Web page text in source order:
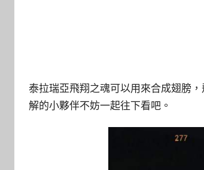
泰拉瑞亞飛翔之魂可以用來合成翅膀
解的小夥伴不妨一起往下看吧。